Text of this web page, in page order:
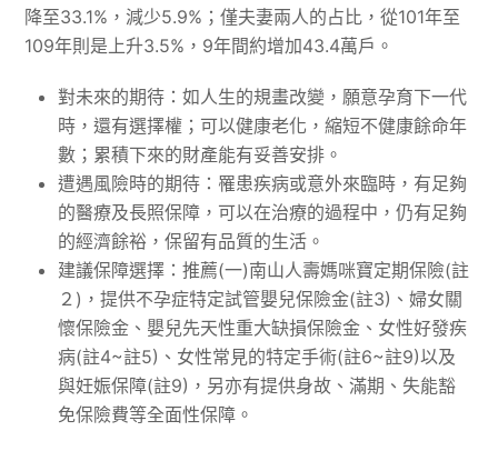
降至33.1%，減少5.9%；僅夫妻兩人的占比，從101年至
109年則是上升3.5%，9年間約增加43.4萬戶。
對未來的期待：如人生的規畫改變，願意孕育下一代
時，還有選擇權；可以健康老化，縮短不健康餘命年
數；累積下來的財產能有妥善安排。
遭遇風險時的期待：罹患疾病或意外來臨時，有足夠
的醫療及長照保障，可以在治療的過程中，仍有足夠
的經濟餘裕，保留有品質的生活。
建議保障選擇：推薦(一)南山人壽媽咪寶定期保險(註
２)，提供不孕症特定試管嬰兒保險金(註3)、婦女關
懷保險金、嬰兒先天性重大缺損保險金、女性好發疾
病(註4~註5)、女性常見的特定手術(註6~註9)以及
與妊娠保障(註9)，另亦有提供身故、滿期、失能豁
免保險費等全面性保障。